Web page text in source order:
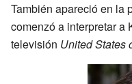
También apareció en la
comenzó a interpretar a
televisión United States